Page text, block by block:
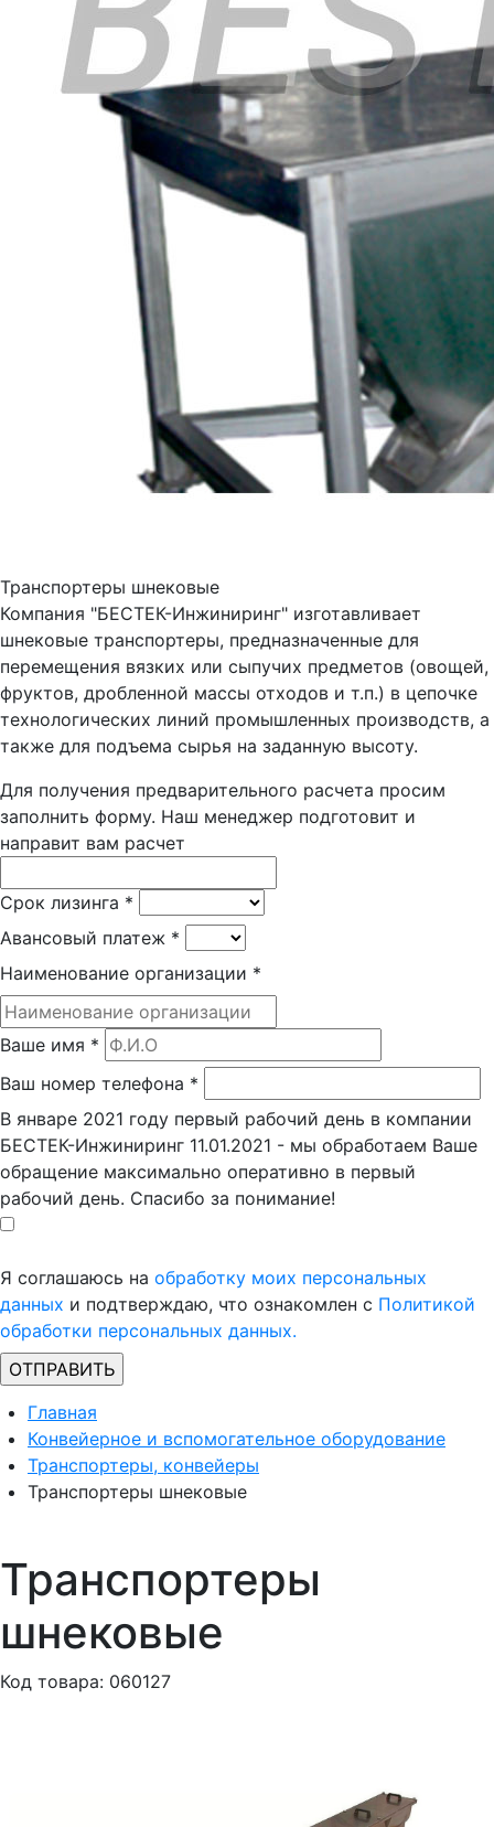
Транспортеры шнековые
Компания "БЕСТЕК-Инжиниринг" изготавливает
шнековые транспортеры, предназначенные для
перемещения вязких или сыпучих предметов (овощей,
фруктов, дробленной массы отходов и т.п.) в цепочке
технологических линий промышленных производств, а
также для подъема сырья на заданную высоту.
Для получения предварительного расчета просим
заполнить форму. Наш менеджер подготовит и
направит вам расчет
Срок лизинга *
Авансовый платеж *
Наименование организации *
Ваше имя *
Ваш номер телефона *
В январе 2021 году первый рабочий день в компании
БЕСТЕК-Инжиниринг 11.01.2021 - мы обработаем Ваше
обращение максимально оперативно в первый
рабочий день. Спасибо за понимание!
Я соглашаюсь на обработку моих персональных
данных и подтверждаю, что ознакомлен с Политикой
обработки персональных данных.
Главная
Конвейерное и вспомогательное оборудование
Транспортеры, конвейеры
Транспортеры шнековые
Транспортеры
шнековые
Код товара: 060127